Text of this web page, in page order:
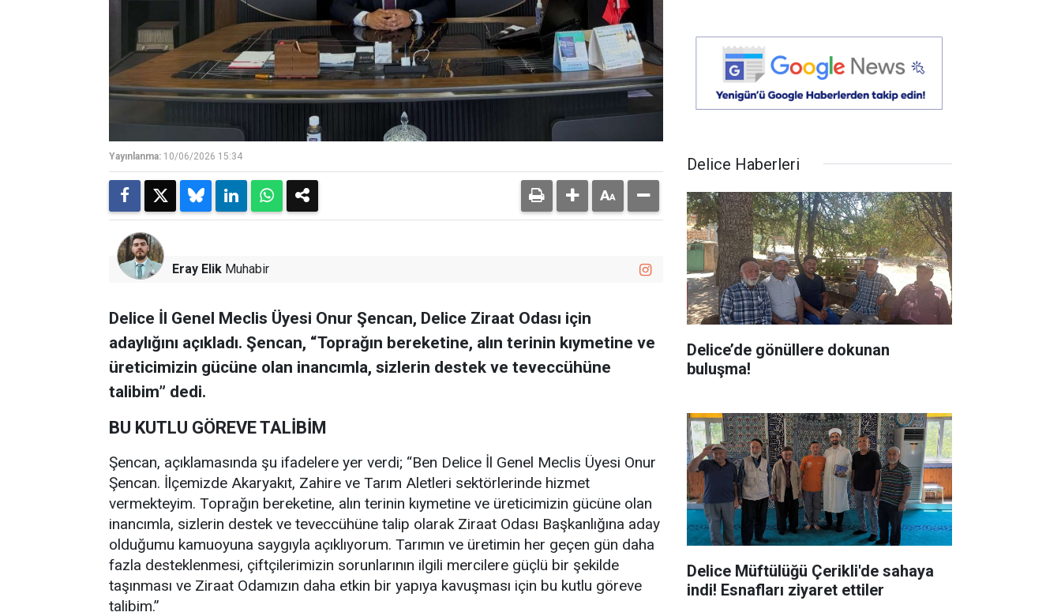
Yayınlanma: 10/06/2026 15:34
Eray Elik Muhabir
Delice İl Genel Meclis Üyesi Onur Şencan, Delice Ziraat Odası için
adaylığını açıkladı. Şencan, “Toprağın bereketine, alın terinin kıymetine ve
üreticimizin gücüne olan inancımla, sizlerin destek ve teveccühüne
talibim” dedi.
BU KUTLU GÖREVE TALİBİM
Şencan, açıklamasında şu ifadelere yer verdi; “Ben Delice İl Genel Meclis Üyesi Onur
Şencan. İlçemizde Akaryakıt, Zahire ve Tarım Aletleri sektörlerinde hizmet
vermekteyim. Toprağın bereketine, alın terinin kıymetine ve üreticimizin gücüne olan
inancımla, sizlerin destek ve teveccühüne talip olarak Ziraat Odası Başkanlığına aday
olduğumu kamuoyuna saygıyla açıklıyorum. Tarımın ve üretimin her geçen gün daha
fazla desteklenmesi, çiftçilerimizin sorunlarının ilgili mercilere güçlü bir şekilde
taşınması ve Ziraat Odamızın daha etkin bir yapıya kavuşması için bu kutlu göreve
talibim.”
Delice Haberleri
Delice’de gönüllere dokunan
buluşma!
Delice Müftülüğü Çerikli'de sahaya
indi! Esnafları ziyaret ettiler